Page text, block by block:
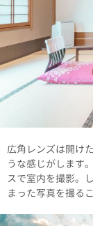
広角レンズは開け
うな感じがします
スで室内を撮影。
まった写真を撮る